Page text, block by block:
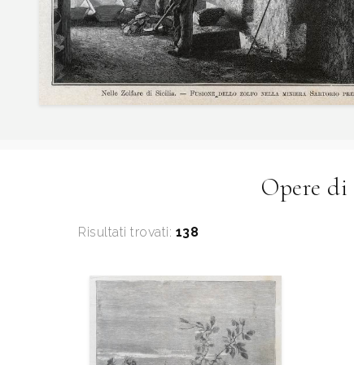
Opere di
Risultati trovati: 138